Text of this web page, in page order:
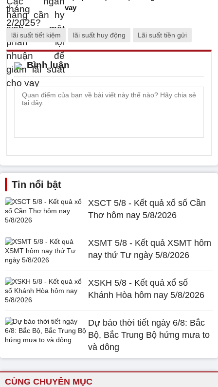
vay
lãi suất tiết kiệm lãi suất huy động Lãi suất tiền gửi
Bình luận
Tin nổi bật
XSCT 5/8 - Kết quả xổ số Cần
Thơ hôm nay 5/8/2026
XSMT 5/8 - Kết quả XSMT hôm
nay thứ Tư ngày 5/8/2026
XSKH 5/8 - Kết quả xổ số
Khánh Hòa hôm nay 5/8/2026
Dự báo thời tiết ngày 6/8: Bắc
Bộ, Bắc Trung Bộ hứng mưa to
và dông
CÙNG CHUYÊN MỤC